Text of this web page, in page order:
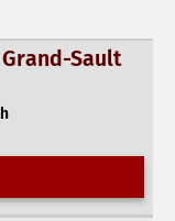
Sault